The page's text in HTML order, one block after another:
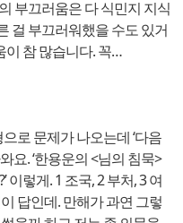
부끄러움은 다 식민지 지식
걸 부끄러워했을 수도 있거
이 참 많습니다. 꼭…
로 문제가 나오는데 ‘다음
요. ‘한용운의 <님의 침묵>
이렇게. 1 조국, 2 부처, 3 여
답인데. 만해가 과연 그렇